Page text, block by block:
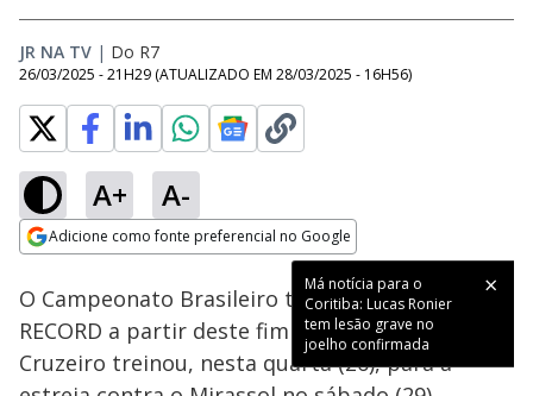
JR NA TV | Do R7
26/03/2025 - 21H29 (ATUALIZADO EM 28/03/2025 - 16H56)
A+ A-
Adicione como fonte preferencial no Google
Má notícia para o
Coritiba: Lucas Ronier
tem lesão grave no
joelho confirmada
Ativar
100.00%
O Campeonato Brasileiro terá transmissão da
RECORD a partir deste fim de semana. O
Cruzeiro treinou, nesta quarta (26), para a